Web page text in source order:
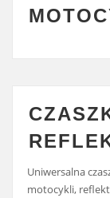
Uniwersalna
motocykli,